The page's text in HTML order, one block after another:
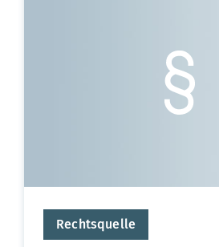
Rechtsquelle